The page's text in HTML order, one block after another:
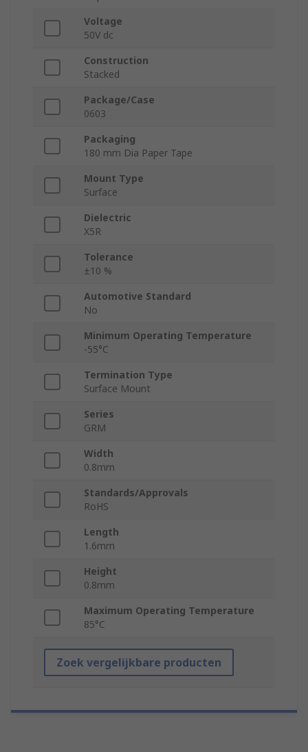
Voltage
50V dc
Construction
Stacked
Package/Case
0603
Packaging
180 mm Dia Paper Tape
Mount Type
Surface
Dielectric
X5R
Tolerance
±10 %
Automotive Standard
No
Minimum Operating Temperature
-55°C
Termination Type
Surface Mount
Series
GRM
Width
0.8mm
Standards/Approvals
RoHS
Length
1.6mm
Height
0.8mm
Maximum Operating Temperature
85°C
Zoek vergelijkbare producten